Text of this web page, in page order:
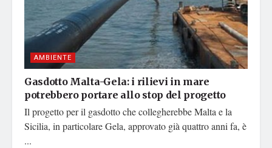
AMBIENTE
Gasdotto Malta-Gela: i rilievi in mare
potrebbero portare allo stop del progetto
Il progetto per il gasdotto che collegherebbe Malta e la
Sicilia, in particolare Gela, approvato già quattro anni fa, è
...